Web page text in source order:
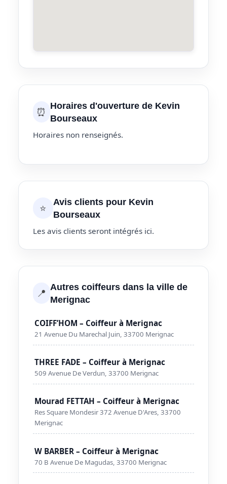
⏰ Horaires d'ouverture de Kevin
Bourseaux
Horaires non renseignés.
⭐
Avis clients pour Kevin
Bourseaux
Les avis clients seront intégrés ici.
📍 Autres coiffeurs dans la ville de
Merignac
COIFF’HOM – Coiffeur à Merignac
21 Avenue Du Marechal Juin, 33700 Merignac
THREE FADE – Coiffeur à Merignac
509 Avenue De Verdun, 33700 Merignac
Mourad FETTAH – Coiffeur à Merignac
Res Square Mondesir 372 Avenue D'Ares, 33700
Merignac
W BARBER – Coiffeur à Merignac
70 B Avenue De Magudas, 33700 Merignac